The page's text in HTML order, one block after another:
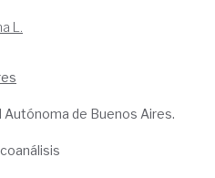
L.
Autónoma de Buenos Aires.